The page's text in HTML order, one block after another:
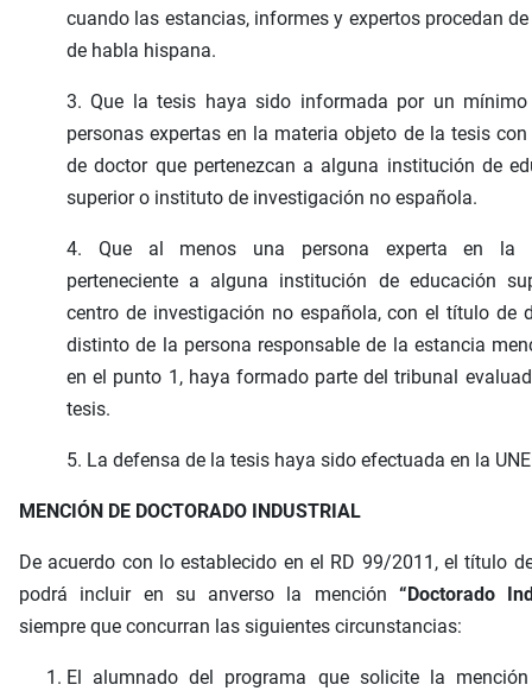
cuando las estancias, informes y expertos procedan
de habla hispana.
3. Que la tesis haya sido informada por un
personas expertas en la materia objeto de la tesis
de doctor que pertenezcan a alguna institución de
superior o instituto de investigación no española.
4. Que al menos una persona experta en la
perteneciente a alguna institución de educación
centro de investigación no española, con el título de
distinto de la persona responsable de la estancia
en el punto 1, haya formado parte del tribunal
tesis.
5. La defensa de la tesis haya sido efectuada en la
MENCIÓN DE DOCTORADO INDUSTRIAL
De acuerdo con lo establecido en el RD 99/2011, el título
podrá incluir en su anverso la mención “Doctorado
siempre que concurran las siguientes circunstancias:
El alumnado del programa que solicite la mención